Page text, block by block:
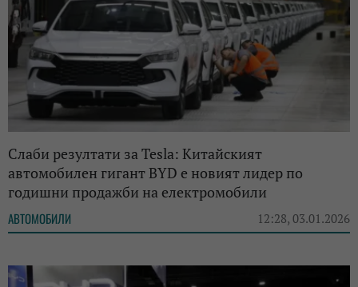
Слаби резултати за Tesla: Китайският
автомобилен гигант BYD е новият лидер по
годишни продажби на електромобили
АВТОМОБИЛИ 12:28, 03.01.2026